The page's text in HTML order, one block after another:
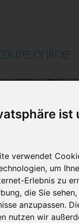
ist
verwendet
um
Erlebnis zu
die Sie
anzupassen.
nutzen wir